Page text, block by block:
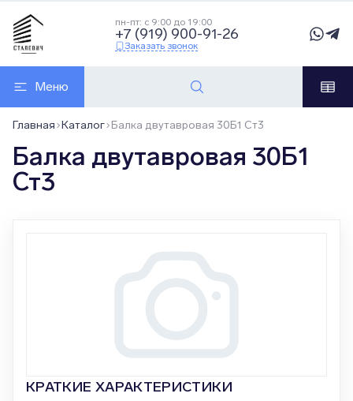
пн-пт: с 9:00 до 19:00
+7 (919) 900-91-26
Заказать звонок
Меню
Главная Каталог Балка двутавровая 30Б1 Ст3
Балка двутавровая 30Б1
Ст3
КРАТКИЕ ХАРАКТЕРИСТИКИ